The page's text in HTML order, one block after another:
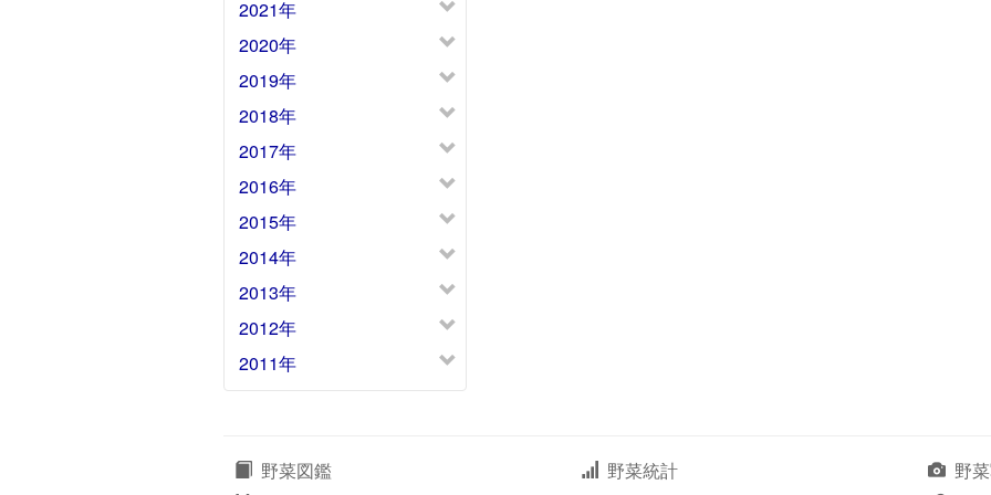
2021年
2020年
2019年
2018年
2017年
2016年
2015年
2014年
2013年
2012年
2011年
野菜図鑑
野菜統計
野